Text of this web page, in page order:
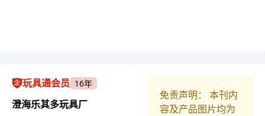
玩具通会员 16年
澄海乐其多玩具厂
免责声明： 本刊内
容及产品图片均为